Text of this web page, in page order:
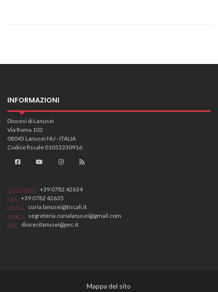
INFORMAZIONI
Diocesi di Lanusei
Via Roma 102
08045 Lanusei NU - ITALIA
Codice fiscale 01053230916
TELEFONO +39 0782 42634
FAX +39 0782 42635
EMAIL curia.lanusei@tiscali.it
EMAIL segreteria.curialanusei@gmail.com
PEC diocesilanusei@pec.it
Mappa del sito